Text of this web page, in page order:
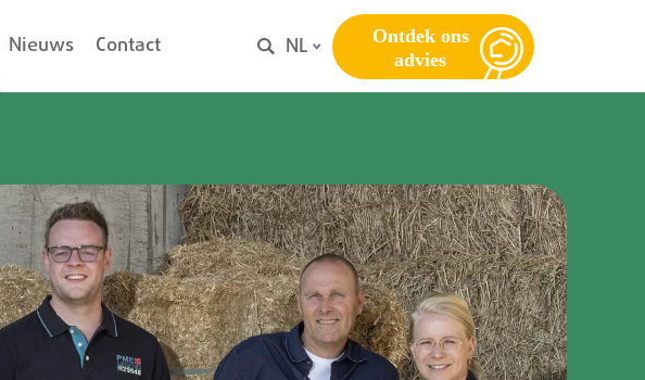
Nieuws Contact NL
Ontdek ons
advies